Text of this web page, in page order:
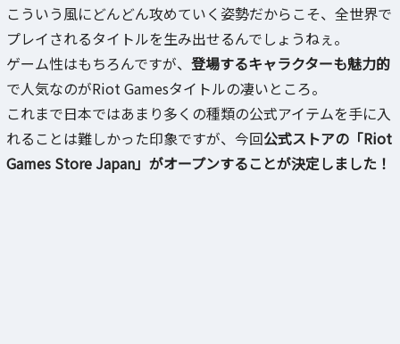
こういう風にどんどん攻めていく姿勢だからこそ、全世界で
プレイされるタイトルを生み出せるんでしょうねぇ。
ゲーム性はもちろんですが、 登場するキャラクターも魅力的
で人気なのがRiot Gamesタイトルの凄いところ。
これまで日本ではあまり多くの種類の公式アイテムを手に入
れることは難しかった印象ですが、今回公式ストアの「Riot
Games Store Japan」がオープンすることが決定しました！